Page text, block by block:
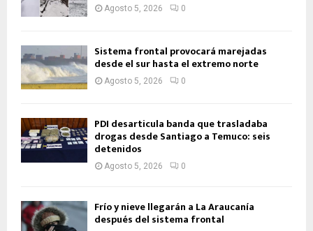
Agosto 5, 2026 0
Sistema frontal provocará marejadas
desde el sur hasta el extremo norte
Agosto 5, 2026 0
PDI desarticula banda que trasladaba
drogas desde Santiago a Temuco: seis
detenidos
Agosto 5, 2026 0
Frío y nieve llegarán a La Araucanía
después del sistema frontal